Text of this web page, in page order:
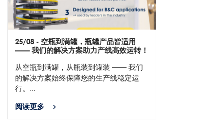
25/08 - 空瓶到满罐，瓶罐产品皆适用
—— 我们的解决方案助力产线高效运转！
从空瓶到满罐，从瓶装到罐装 —— 我们
的解决方案始终保障您的生产线稳定运
行。...
阅读更多